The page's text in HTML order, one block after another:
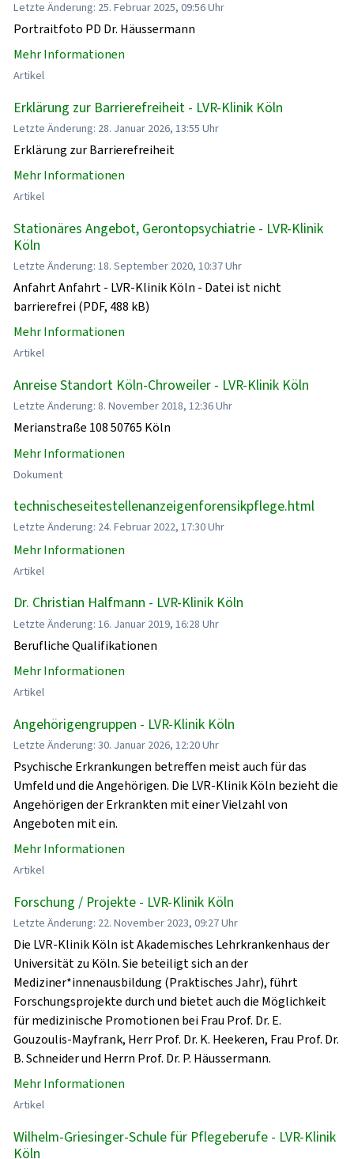
Letzte Änderung: 25. Februar 2025, 09:56 Uhr
Portraitfoto PD Dr. Häussermann
Mehr Informationen
Artikel
Erklärung zur Barrierefreiheit - LVR-Klinik Köln
Letzte Änderung: 28. Januar 2026, 13:55 Uhr
Erklärung zur Barrierefreiheit
Mehr Informationen
Artikel
Stationäres Angebot, Gerontopsychiatrie - LVR-Klinik
Köln
Letzte Änderung: 18. September 2020, 10:37 Uhr
Anfahrt Anfahrt - LVR-Klinik Köln - Datei ist nicht
barrierefrei (PDF, 488 kB)
Mehr Informationen
Artikel
Anreise Standort Köln-Chroweiler - LVR-Klinik Köln
Letzte Änderung: 8. November 2018, 12:36 Uhr
Merianstraße 108 50765 Köln
Mehr Informationen
Dokument
technischeseitestellenanzeigenforensikpflege.html
Letzte Änderung: 24. Februar 2022, 17:30 Uhr
Mehr Informationen
Artikel
Dr. Christian Halfmann - LVR-Klinik Köln
Letzte Änderung: 16. Januar 2019, 16:28 Uhr
Berufliche Qualifikationen
Mehr Informationen
Artikel
Angehörigengruppen - LVR-Klinik Köln
Letzte Änderung: 30. Januar 2026, 12:20 Uhr
Psychische Erkrankungen betreffen meist auch für das
Umfeld und die Angehörigen. Die LVR-Klinik Köln bezieht die
Angehörigen der Erkrankten mit einer Vielzahl von
Angeboten mit ein.
Mehr Informationen
Artikel
Forschung / Projekte - LVR-Klinik Köln
Letzte Änderung: 22. November 2023, 09:27 Uhr
Die LVR-Klinik Köln ist Akademisches Lehrkrankenhaus der
Universität zu Köln. Sie beteiligt sich an der
Mediziner*innenausbildung (Praktisches Jahr), führt
Forschungsprojekte durch und bietet auch die Möglichkeit
für medizinische Promotionen bei Frau Prof. Dr. E.
Gouzoulis-Mayfrank, Herr Prof. Dr. K. Heekeren, Frau Prof. Dr.
B. Schneider und Herrn Prof. Dr. P. Häussermann.
Mehr Informationen
Artikel
Wilhelm-Griesinger-Schule für Pflegeberufe - LVR-Klinik
Köln